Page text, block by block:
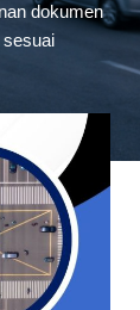
dokumen
sesuai